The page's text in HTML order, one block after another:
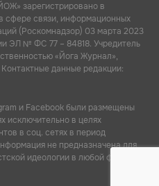
зарегистрировано в
сфере связи, информационных
(Роскомнадзор) 03 марта 2023
ЭЛ № ФС 77 – 84818. Учредитель
«Йога Журнал»,
данные редакции:
и Facebook были размещены
исключительно в целях
в соц. сетях в период
не предназначена для
идеологии в любой форме.